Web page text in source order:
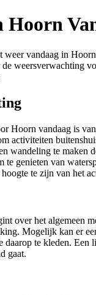
Hoorn
weer vandaag in
weersverwachting
Hoorn vandaag is
activiteiten
wandeling te maken
genieten van
te zijn van het
over het algemeen
Mogelijk kan er
daarop te kleden. Een
gaat.